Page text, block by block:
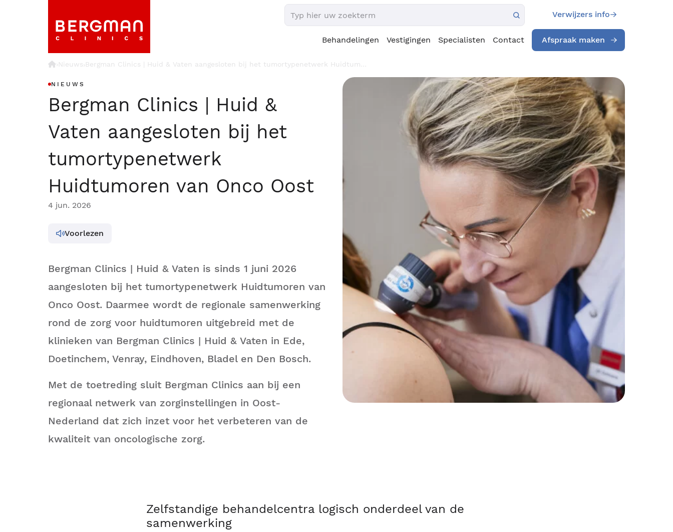
Verwijzers info
Behandelingen Vestigingen Specialisten Contact Afspraak maken
›Nieuws›Bergman Clinics | Huid & Vaten aangesloten bij het tumortypenetwerk Huidtum…
NIEUWS
Bergman Clinics | Huid &
Vaten aangesloten bij het
tumortypenetwerk
Huidtumoren van Onco Oost
4 jun. 2026
Voorlezen
Bergman Clinics | Huid & Vaten is sinds 1 juni 2026
aangesloten bij het tumortypenetwerk Huidtumoren van
Onco Oost. Daarmee wordt de regionale samenwerking
rond de zorg voor huidtumoren uitgebreid met de
klinieken van Bergman Clinics | Huid & Vaten in Ede,
Doetinchem, Venray, Eindhoven, Bladel en Den Bosch.
Met de toetreding sluit Bergman Clinics aan bij een
regionaal netwerk van zorginstellingen in Oost-
Nederland dat zich inzet voor het verbeteren van de
kwaliteit van oncologische zorg.
Zelfstandige behandelcentra logisch onderdeel van de
samenwerking